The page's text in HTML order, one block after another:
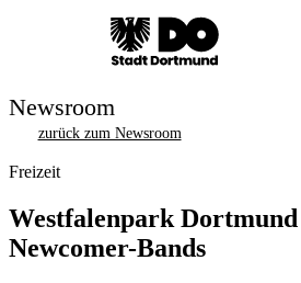
Newsroom
zurück zum Newsroom
Freizeit
Westfalenpark Dortmund
Newcomer-Bands